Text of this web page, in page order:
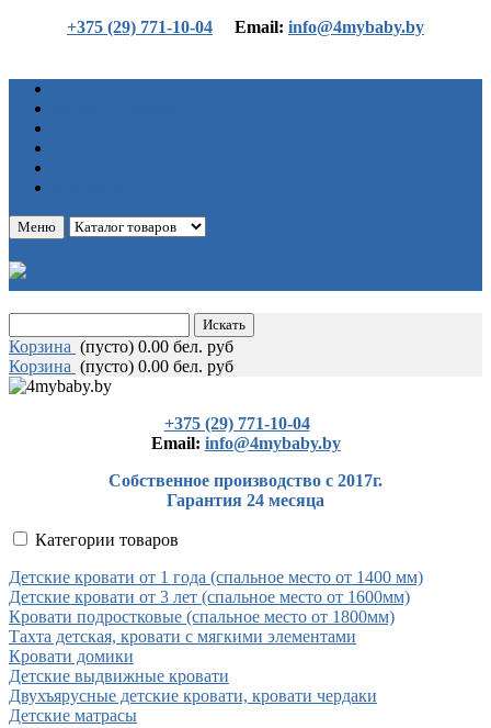
+375 (29) 771-10-04 Еmail: info@4mybaby.by
Меню
Корзина (пусто) 0.00 бел. руб
Корзина (пусто) 0.00 бел. руб
+375 (29) 771-10-04
Еmail: info@4mybaby.by
Собственное производство с 2017г.
Гарантия 24 месяца
Категории товаров
Детские кровати от 1 года (спальное место от 1400 мм)
Детские кровати от 3 лет (спальное место от 1600мм)
Кровати подростковые (спальное место от 1800мм)
Тахта детская, кровати с мягкими элементами
Кровати домики
Детские выдвижные кровати
Двухъярусные детские кровати, кровати чердаки
Детские матрасы